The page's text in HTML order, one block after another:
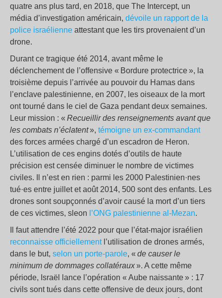
quatre ans plus tard, en 2018, que The Intercept, un
média d’investigation américain, dévoile un rapport de la
police israélienne attestant que les tirs provenaient d’un
drone.
Durant ce tragique été 2014, avant même le
déclenchement de l’offensive « Bordure protectrice », la
troisième depuis l’arrivée au pouvoir du Hamas dans
l’enclave palestinienne, en 2007, les oiseaux de la mort
ont tourné dans le ciel de Gaza pendant deux semaines.
Leur mission : « Recueillir des renseignements avant que
les combats n’éclatent», témoigne un ex-commandant
des forces armées chargé d’un escadron de Heron.
L’utilisation de ces engins dotés d’outils de haute
précision est censée diminuer le nombre de victimes
civiles. Il n’est en rien : parmi les 2000 Palestinien·nes
tué·es entre juillet et août 2014, 500 sont des enfants. Les
drones sont soupçonnés d’avoir causé la mort d’un tiers
de ces victimes, sleon l’ONG palestinienne al-Mezan.
Il faut attendre l’été 2022 pour que l’état-major israélien
reconnaisse officiellementl’utilisation de drones armés,
dans le but, selon un porte-parole, « de causer le
minimum de dommages collatéraux». A cette même
période, Israël lance l’opération « Aube naissante » : 17
civils sont tués dans cette offensive de deux jours, dont